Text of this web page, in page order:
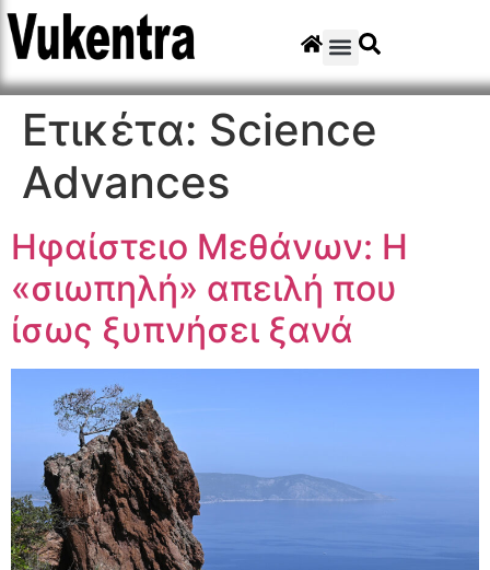
Ετικέτα: Science
Advances
Ηφαίστειο Μεθάνων: Η
«σιωπηλή» απειλή που
ίσως ξυπνήσει ξανά